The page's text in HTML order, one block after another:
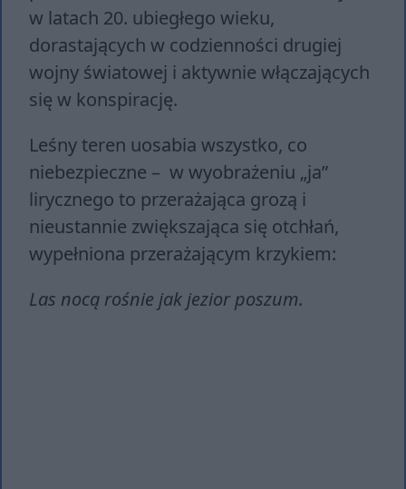
w latach 20. ubiegłego wieku,
dorastających w codzienności drugiej
wojny światowej i aktywnie włączających
się w konspirację.
Leśny teren uosabia wszystko, co
niebezpieczne – w wyobrażeniu „ja”
lirycznego to przerażająca grozą i
nieustannie zwiększająca się otchłań,
wypełniona przerażającym krzykiem:
Las nocą rośnie jak jezior poszum.